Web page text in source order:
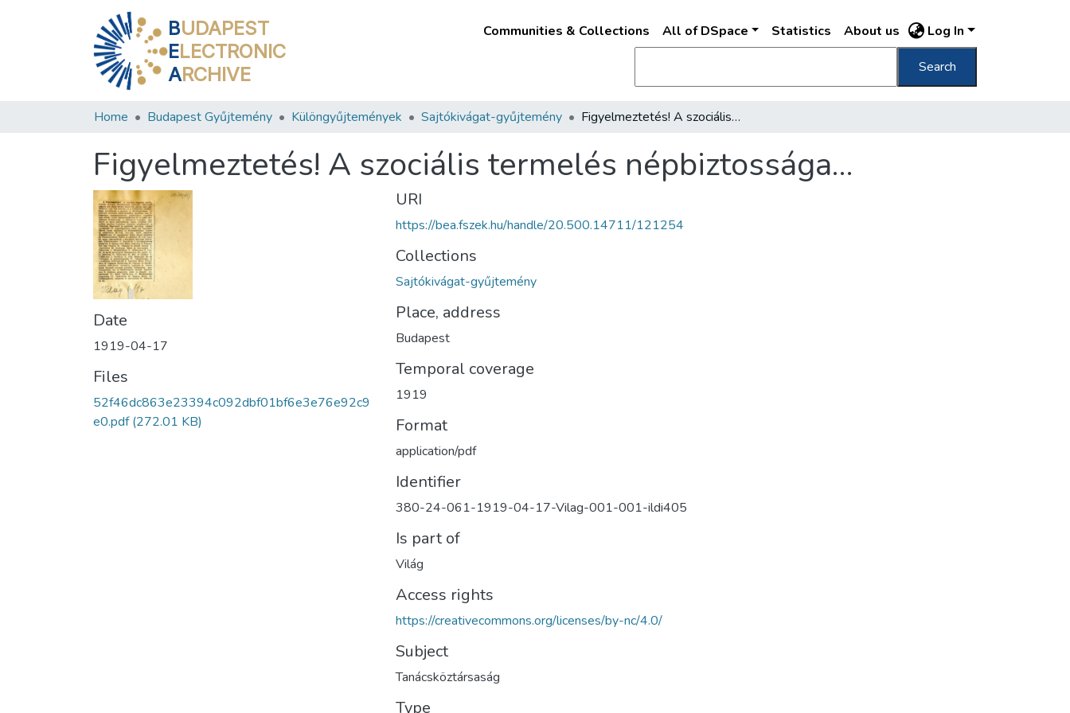
BUDAPEST
ELECTRONIC
ARCHIVE
Communities & Collections All of DSpace Statistics About us Log In
Search
Home Budapest Gyűjtemény Különgyűjtemények Sajtókivágat-gyűjtemény Figyelmeztetés! A szociális termelés népbiztossága…
Figyelmeztetés! A szociális termelés népbiztossága…
Date
1919-04-17
Files
52f46dc863e23394c092dbf01bf6e3e76e92c9
e0.pdf(272.01 KB)
URI
https://bea.fszek.hu/handle/20.500.14711/121254
Collections
Sajtókivágat-gyűjtemény
Place, address
Budapest
Temporal coverage
1919
Format
application/pdf
Identifier
380-24-061-1919-04-17-Vilag-001-001-ildi405
Is part of
Világ
Access rights
https://creativecommons.org/licenses/by-nc/4.0/
Subject
Tanácsköztársaság
Type